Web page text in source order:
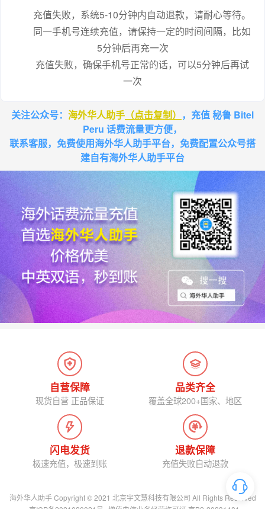
充值失败，系统5-10分钟内自动退款，请耐心等待。
同一手机号连续充值，请保持一定的时间间隔，比如
5分钟后再充一次
充值失败，确保手机号正常的话，可以5分钟后再试
一次
关注公众号： 海外华人助手 （点击复制） ，充值 秘鲁 Bitel
Peru 话费流量更方便，
联系客服，免费使用海外华人助手平台，免费配置公众号搭
建自有海外华人助手平台
自营保障
现货自营 正品保证
品类齐全
覆盖全球200+国家、地区
闪电发货
极速充值，极速到账
退款保障
充值失败自动退款
海外华人助手 Copyright © 2021 北京宇文慧科技有限公司 All Rights Reserved